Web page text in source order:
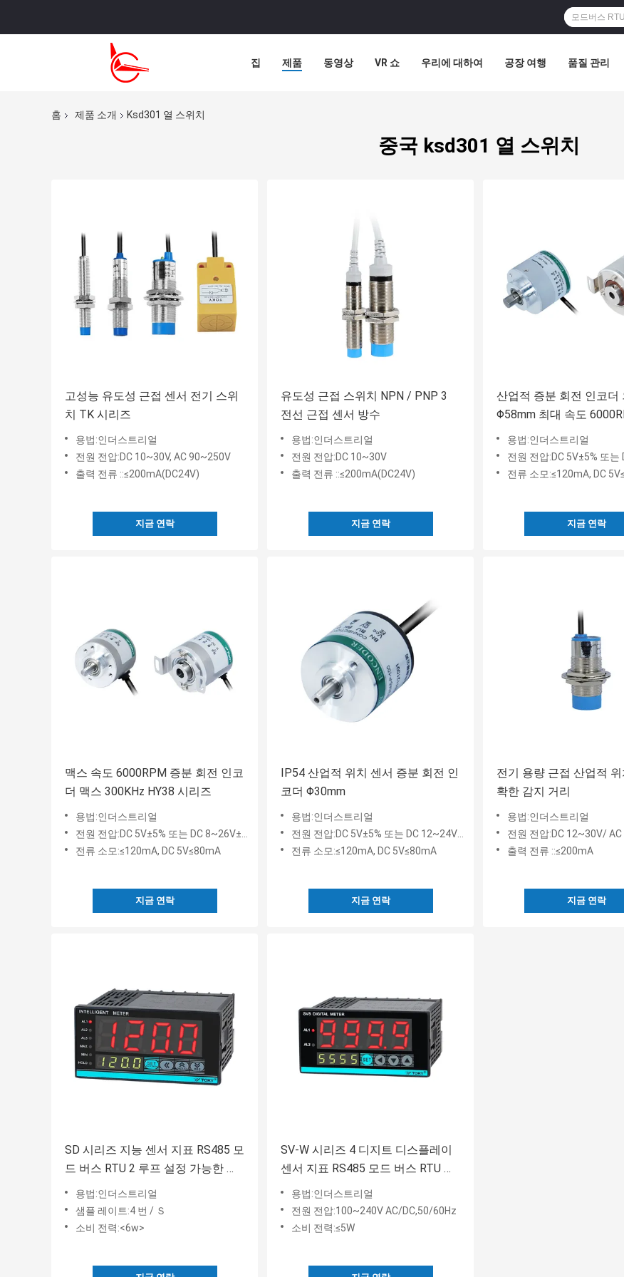
집 제품 동영상 VR 쇼 우리에 대하여 공장 여행 품질 관리
홈 제품 소개 Ksd301 열 스위치
중국 ksd301 열 스위치
고성능 유도성 근접 센서 전기 스위
치 TK 시리즈
용법:인더스트리얼
전원 전압:DC 10~30V, AC 90~250V
출력 전류 ::≤200mA(DC24V)
지금 연락
유도성 근접 스위치 NPN / PNP 3
전선 근접 센서 방수
용법:인더스트리얼
전원 전압:DC 10~30V
출력 전류 ::≤200mA(DC24V)
지금 연락
산업적 증분 회전 인코더
Φ58mm 최대 속도
용법:인더스트리얼
전원 전압:DC 5V±5% 또는
전류 소모:≤120mA, DC
지금 연락
맥스 속도 6000RPM 증분 회전 인코
더 맥스 300KHz HY38 시리즈
용법:인더스트리얼
전원 전압:DC 5V±5% 또는 DC 8~26V±5%
전류 소모:≤120mA, DC 5V≤80mA
지금 연락
IP54 산업적 위치 센서 증분 회전 인
코더 Φ30mm
용법:인더스트리얼
전원 전압:DC 5V±5% 또는 DC 12~24V±5%
전류 소모:≤120mA, DC 5V≤80mA
지금 연락
전기 용량 근접 산업적
확한 감지 거리
용법:인더스트리얼
전원 전압:DC 12~30V/
출력 전류 ::≤200mA
지금 연락
SD 시리즈 지능 센서 지표 RS485 모
드 버스 RTU 2 루프 설정 가능한 중
계기 경보 출력부
용법:인더스트리얼
샘플 레이트:4 번 / Ｓ
소비 전력:<6w>
SV-W 시리즈 4 디지트 디스플레이
센서 지표 RS485 모드 버스 RTU 프
로토콜
용법:인더스트리얼
전원 전압:100~240V AC/DC,50/60Hz
소비 전력:≤5W